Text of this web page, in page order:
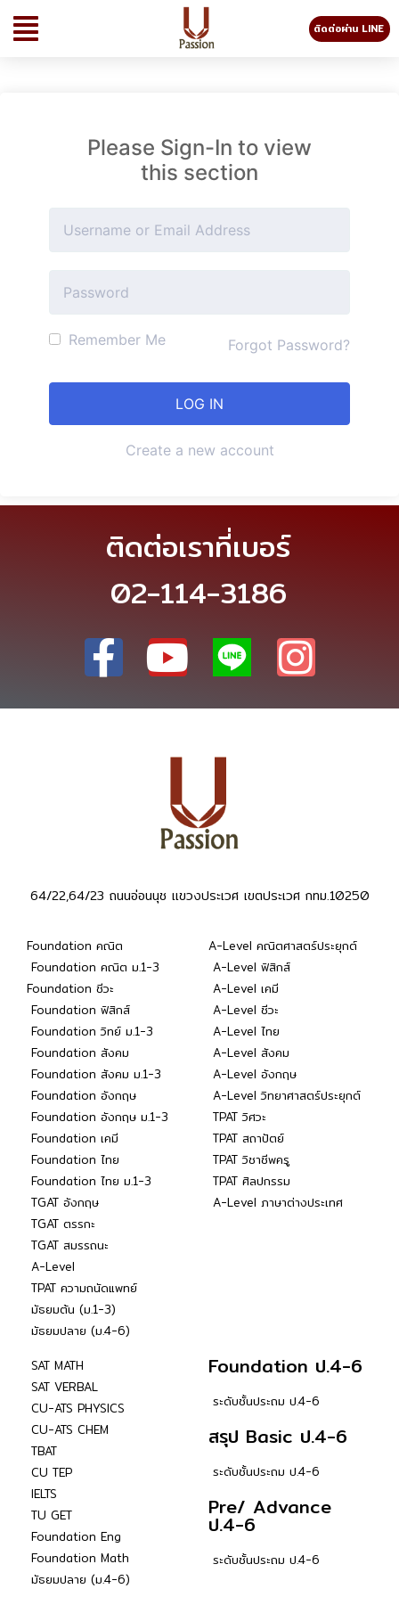
ติดต่อผ่าน LINE
Please Sign-In to view
this section
Remember Me Forgot Password?
Create a new account
ติดต่อเราที่เบอร์
02-114-3186
64/22,64/23 ถนนอ่อนนุช แขวงประเวศ เขตประเวศ กทม.10250
Foundation คณิต
Foundation คณิต ม.1-3
Foundation ชีวะ
Foundation ฟิสิกส์
Foundation วิทย์ ม.1-3
Foundation สังคม
Foundation สังคม ม.1-3
Foundation อังกฤษ
Foundation อังกฤษ ม.1-3
Foundation เคมี
Foundation ไทย
Foundation ไทย ม.1-3
TGAT อังกฤษ
TGAT ตรรกะ
TGAT สมรรถนะ
A-Level
TPAT ความถนัดแพทย์
มัธยมต้น (ม.1-3)
มัธยมปลาย (ม.4-6)
A-Level คณิตศาสตร์ประยุกต์
A-Level ฟิสิกส์
A-Level เคมี
A-Level ชีวะ
A-Level ไทย
A-Level สังคม
A-Level อังกฤษ
A-Level วิทยาศาสตร์ประยุกต์
TPAT วิศวะ
TPAT สถาปัตย์
TPAT วิชาชีพครู
TPAT ศิลปกรรม
A-Level ภาษาต่างประเทศ
SAT MATH
SAT VERBAL
CU-ATS PHYSICS
CU-ATS CHEM
TBAT
CU TEP
IELTS
TU GET
Foundation Eng
Foundation Math
มัธยมปลาย (ม.4-6)
Foundation ป.4-6
ระดับชั้นประถม ป.4-6
สรุป Basic ป.4-6
ระดับชั้นประถม ป.4-6
Pre/ Advance
ป.4-6
ระดับชั้นประถม ป.4-6